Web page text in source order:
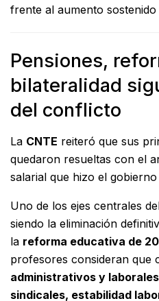
frente al aumento sostenido
Pensiones,
bilateralidad
del conflicto
La CNTE reiteró que sus
quedaron resueltas con el
salarial que hizo el
Uno de los ejes centrales
siendo la eliminación
la reforma educativa de
profesores consideran que
administrativos y laborales
sindicales, estabilidad